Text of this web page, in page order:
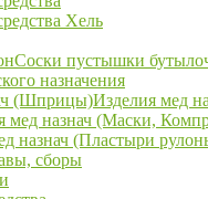
Хель
Соски пустышки
назначения
(Шприцы)Изделия мед
мед назнач (Маски,
назнач (Пластыри
сборы